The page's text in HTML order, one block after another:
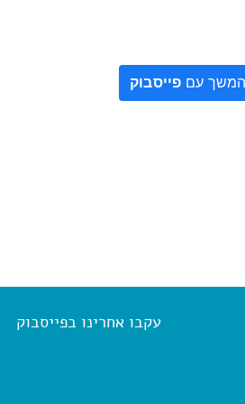
המשך עם פייסבוק
עקבו אחרינו בפייסבוק